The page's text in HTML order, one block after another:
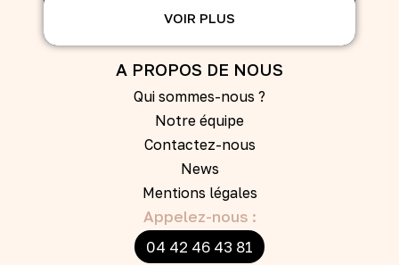
VOIR PLUS
A PROPOS DE NOUS
Qui sommes-nous ?
Notre équipe
Contactez-nous
News
Mentions légales
Appelez-nous :
04 42 46 43 81